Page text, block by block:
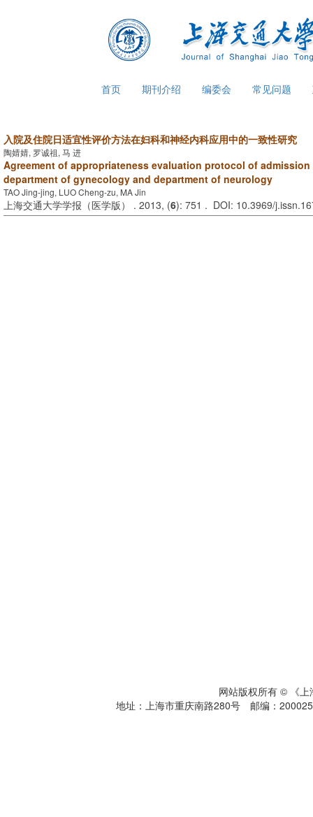
首页 期刊介绍 编委会 常见问题
入院及住院日适宜性评价方法在妇科和神经内科应用中的一致性研究
陶婧婧, 罗诚祖, 马 进
Agreement of appropriateness evaluation protocol of
department of gynecology and department of neurology
TAO Jing-jing, LUO Cheng-zu, MA Jin
上海交通大学学报（医学版） . 2013, (6): 751 . DOI: 10.3969/
网站版权所有 © 《
地址：上海市重庆南路280号 邮编：